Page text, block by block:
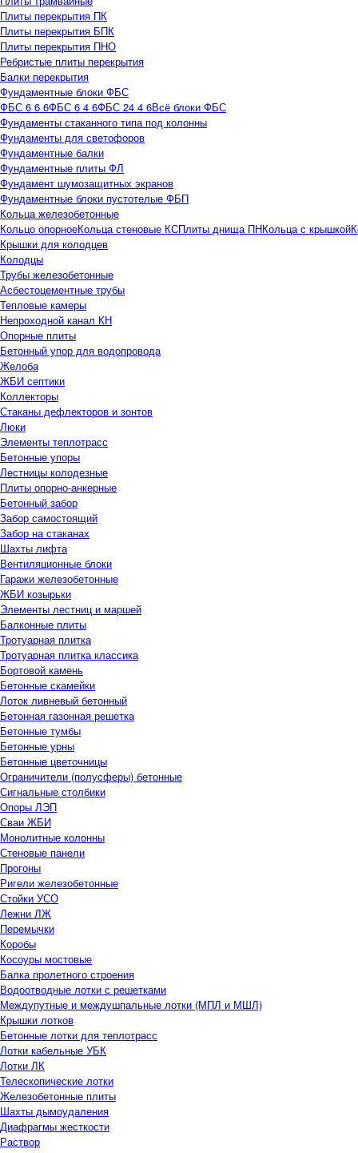
Плиты перекрытия ПК
Плиты перекрытия БПК
Плиты перекрытия ПНО
Ребристые плиты перекрытия
Балки перекрытия
Фундаментные блоки ФБС
ФБС 6 6 6ФБС 6 4 6ФБС 24 4 6Всё блоки ФБС
Фундаменты стаканного типа под колонны
Фундаменты для светофоров
Фундаментные балки
Фундаментные плиты ФЛ
Фундамент шумозащитных экранов
Фундаментные блоки пустотелые ФБП
Кольца железобетонные
Кольцо опорноеКольца стеновые КСПлиты днища ПНКольца с крышкой
Крышки для колодцев
Колодцы
Трубы железобетонные
Асбестоцементные трубы
Тепловые камеры
Непроходной канал КН
Опорные плиты
Бетонный упор для водопровода
Желоба
ЖБИ септики
Коллекторы
Стаканы дефлекторов и зонтов
Люки
Элементы теплотрасс
Бетонные упоры
Лестницы колодезные
Плиты опорно-анкерные
Бетонный забор
Забор самостоящий
Забор на стаканах
Шахты лифта
Вентиляционные блоки
Гаражи железобетонные
ЖБИ козырьки
Элементы лестниц и маршей
Балконные плиты
Тротуарная плитка
Тротуарная плитка классика
Бортовой камень
Бетонные скамейки
Лоток ливневый бетонный
Бетонная газонная решетка
Бетонные тумбы
Бетонные урны
Бетонные цветочницы
Ограничители (полусферы) бетонные
Сигнальные столбики
Опоры ЛЭП
Сваи ЖБИ
Монолитные колонны
Стеновые панели
Прогоны
Ригели железобетонные
Стойки УСО
Лежни ЛЖ
Перемычки
Коробы
Косоуры мостовые
Балка пролетного строения
Водоотводные лотки с решетками
Междупутные и междушпальные лотки (МПЛ и МШЛ)
Крышки лотков
Бетонные лотки для теплотрасс
Лотки кабельные УБК
Лотки ЛК
Телескопические лотки
Железобетонные плиты
Шахты дымоудаления
Диафрагмы жесткости
Раствор